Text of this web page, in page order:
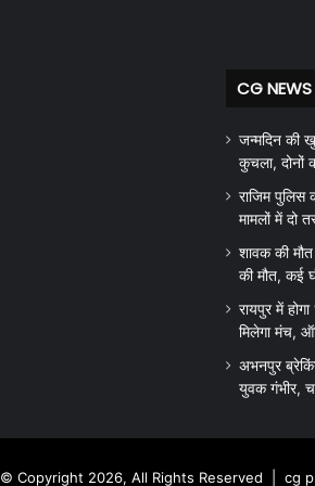
CG
जन्मदिन की
कुचला, दोनों
राजिम
मामलों में दो
शावक की
की मौत, कई
रायपुर में
मिलेगा मंच,
अभनपुर
युवक गंभीर,
© Copyright 2026, All Rights Reserved | cg